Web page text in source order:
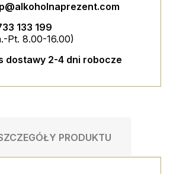
MINI ZE ZŁOTYM...
35,00 PLN
DO KOSZYKA
FOR YOU BOX
DO KOSZYKA
133 199
Pt. 8.00-16.00)
dostawy 2-4 dni robocze
PRODUKTU